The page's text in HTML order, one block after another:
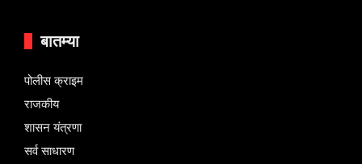
बातम्या
पोलीस क्राइम
राजकीय
शासन यंत्रणा
सर्व साधारण